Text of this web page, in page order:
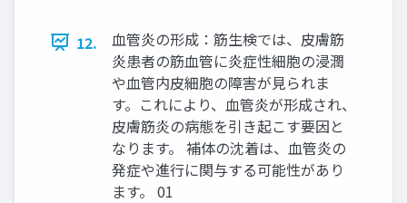
12.
血管炎の形成：筋生検では、皮膚筋
炎患者の筋血管に炎症性細胞の浸潤
や血管内皮細胞の障害が見られま
す。これにより、血管炎が形成され、
皮膚筋炎の病態を引き起こす要因と
なります。 補体の沈着は、血管炎の
発症や進行に関与する可能性があり
ます。 01